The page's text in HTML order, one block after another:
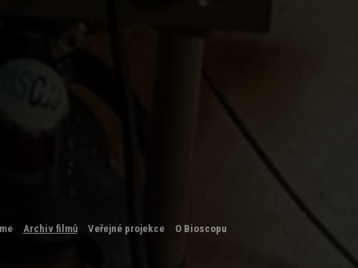
Archiv filmů Veřejné projekce O Bioscopu